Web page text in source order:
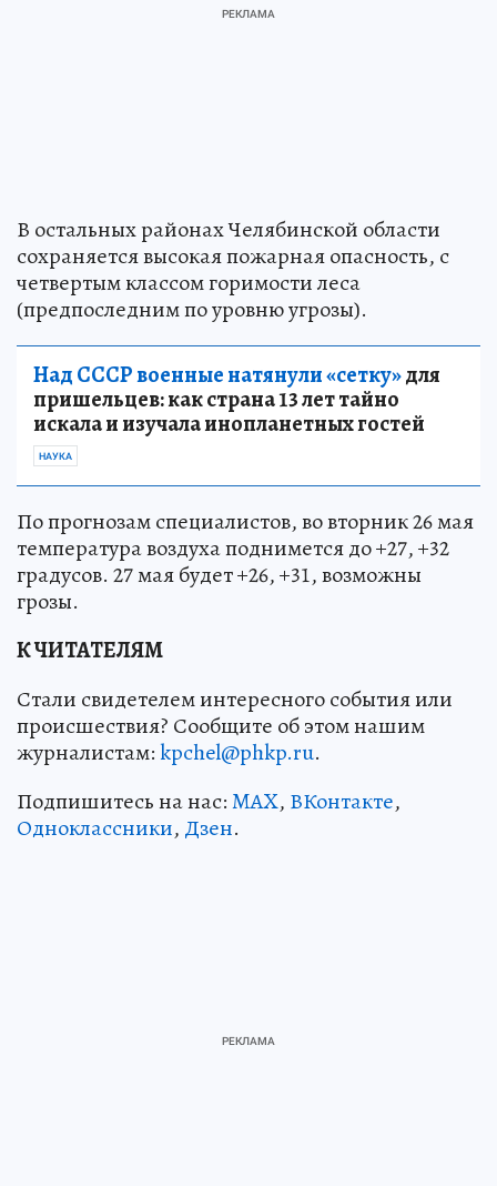
В остальных районах Челябинской области
сохраняется высокая пожарная опасность, с
четвертым классом горимости леса
(предпоследним по уровню угрозы).
Над СССР военные натянули «сетку»для
пришельцев: как страна 13 лет тайно
искала и изучала инопланетных гостей
НАУКА
По прогнозам специалистов, во вторник 26 мая
температура воздуха поднимется до +27, +32
градусов. 27 мая будет +26, +31, возможны
грозы.
К ЧИТАТЕЛЯМ
Стали свидетелем интересного события или
происшествия? Сообщите об этом нашим
журналистам:kpchel@phkp.ru.
Подпишитесь на нас:MAX, ВКонтакте,
Одноклассники, Дзен.